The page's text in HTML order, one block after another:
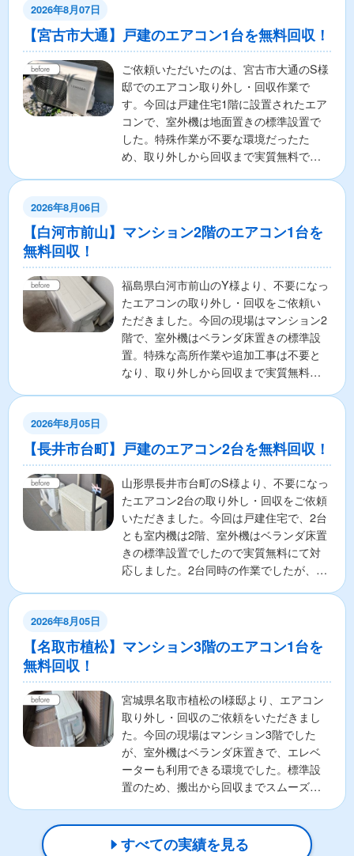
2026年8月07日
【宮古市大通】戸建のエアコン1台を無料回収！
ご依頼いただいたのは、宮古市大通のS様
邸でのエアコン取り外し・回収作業で
す。今回は戸建住宅1階に設置されたエア
コンで、室外機は地面置きの標準設置で
した。特殊作業が不要な環境だったた
め、取り外しから回収まで実質無料で対
2026年8月06日
【白河市前山】マンション2階のエアコン1台を
無料回収！
福島県白河市前山のY様より、不要になっ
たエアコンの取り外し・回収をご依頼い
ただきました。今回の現場はマンション2
階で、室外機はベランダ床置きの標準設
置。特殊な高所作業や追加工事は不要と
なり、取り外しから回収まで実質無料で
2026年8月05日
【長井市台町】戸建のエアコン2台を無料回収！
山形県長井市台町のS様より、不要になっ
たエアコン2台の取り外し・回収をご依頼
いただきました。今回は戸建住宅で、2台
とも室内機は2階、室外機はベランダ床置
きの標準設置でしたので実質無料にて対
応しました。2台同時の作業でしたが、事
2026年8月05日
【名取市植松】マンション3階のエアコン1台を
無料回収！
宮城県名取市植松のI様邸より、エアコン
取り外し・回収のご依頼をいただきまし
た。今回の現場はマンション3階でした
が、室外機はベランダ床置きで、エレベ
ーターも利用できる環境でした。標準設
置のため、搬出から回収までスムーズに
すべての実績を見る